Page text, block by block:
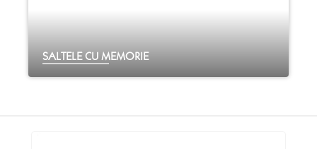
SALTELE CU MEMORIE